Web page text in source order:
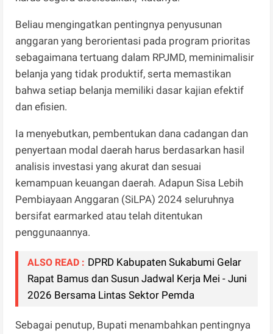
Beliau mengingatkan pentingnya penyusunan
anggaran yang berorientasi pada program prioritas
sebagaimana tertuang dalam RPJMD, meminimalisir
belanja yang tidak produktif, serta memastikan
bahwa setiap belanja memiliki dasar kajian efektif
dan efisien.
Ia menyebutkan, pembentukan dana cadangan dan
penyertaan modal daerah harus berdasarkan hasil
analisis investasi yang akurat dan sesuai
kemampuan keuangan daerah. Adapun Sisa Lebih
Pembiayaan Anggaran (SiLPA) 2024 seluruhnya
bersifat earmarked atau telah ditentukan
penggunaannya.
ALSO READ : DPRD Kabupaten Sukabumi Gelar
Rapat Bamus dan Susun Jadwal Kerja Mei - Juni
2026 Bersama Lintas Sektor Pemda
Sebagai penutup, Bupati menambahkan pentingnya